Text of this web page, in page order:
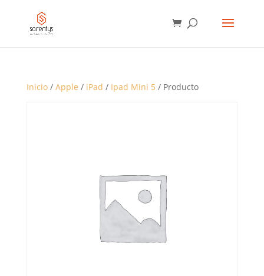
PRODUCTOS
Inicio/ Apple / iPad / Ipad Mini 5 / Producto